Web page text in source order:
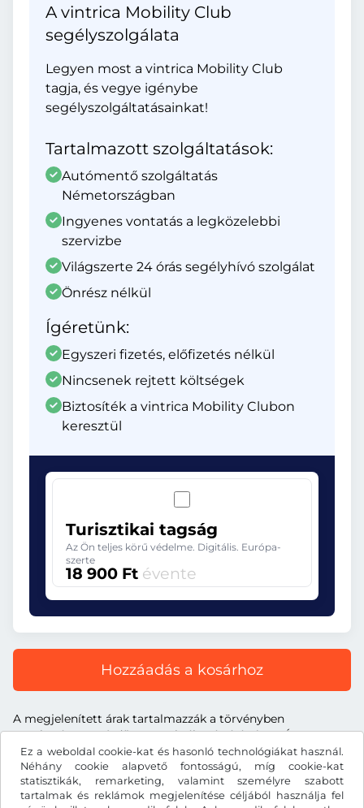
Ez a weboldal cookie-kat és hasonló technológiákat használ.
Néhány cookie alapvető fontosságú, míg cookie-kat
statisztikák, remarketing, valamint személyre szabott
tartalmak és reklámok megjelenítése céljából használja fel
A vintrica Mobility Club
segélyszolgálata
Legyen most a vintrica Mobility Club
tagja, és vegye igénybe
segélyszolgáltatásainkat!
Tartalmazott szolgáltatások:
Autómentő szolgáltatás
Németországban
Ingyenes vontatás a legközelebbi
szervizbe
Világszerte 24 órás segélyhívó szolgálat
Önrész nélkül
Ígéretünk:
Egyszeri fizetés, előfizetés nélkül
Nincsenek rejtett költségek
Biztosíték a vintrica Mobility Clubon
keresztül
Turisztikai tagság
Az Ön teljes körű védelme. Digitális. Európa-
szerte
18 900 Ft évente
Hozzáadás a kosárhoz
A megjelenített árak tartalmazzák a törvényben
meghatározott útdíjat, a szolgáltatás árát és az ÁFA-t.